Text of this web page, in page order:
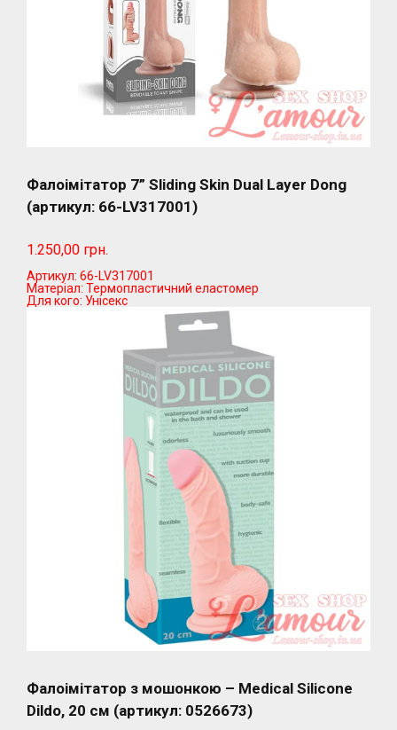
Фалоімітатор 7” Sliding Skin Dual Layer Dong
(артикул: 66-LV317001)
1.250,00 грн.
Артикул: 66-LV317001
Матеріал: Термопластичний еластомер
Для кого: Унісекс
Фалоімітатор з мошонкою – Medical Silicone
Dildo, 20 см (артикул: 0526673)